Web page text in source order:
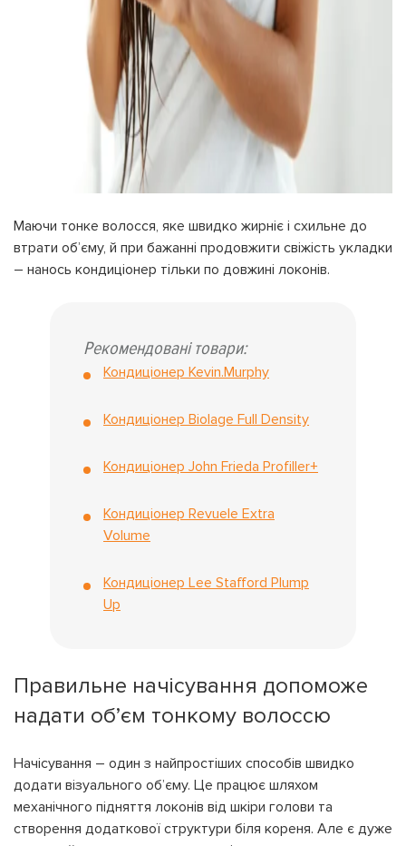
Маючи тонке волосся, яке швидко жирніє і схильне до
втрати об’єму, й при бажанні продовжити свіжість укладки
– нанось кондиціонер тільки по довжині локонів.
Рекомендовані товари:
Кондиціонер Kevin.Murphy
Кондиціонер Biolage Full Density
Кондиціонер John Frieda Profiller+
Кондиціонер Revuele Extra
Volume
Кондиціонер Lee Stafford Plump
Up
Правильне начісування допоможе
надати об’єм тонкому волоссю
Начісування – один з найпростіших способів швидко
додати візуального об’єму. Це працює шляхом
механічного підняття локонів від шкіри голови та
створення додаткової структури біля кореня. Але є дуже
Ім'я користувача:
Номер картки лояльності:
Бонусів на рахунку:
Кешбек-бонусів на
рахунку:
Авторизація
УВІЙТИ ЗА ДОПОМОГОЮ
СМС
На вашому рахунку
100